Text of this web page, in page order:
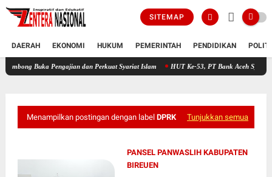
SITEMAP
DAERAH EKONOMI HUKUM PEMERINTAH PENDIDIKAN
Pengajian dan Perkuat Syariat Islam HUT Ke-53, PT Bank Aceh Syariah KC
Menampilkan postingan dengan label DPRK Tunjukkan semua
PANSEL PANWASLIH KABUPATEN
BIREUEN